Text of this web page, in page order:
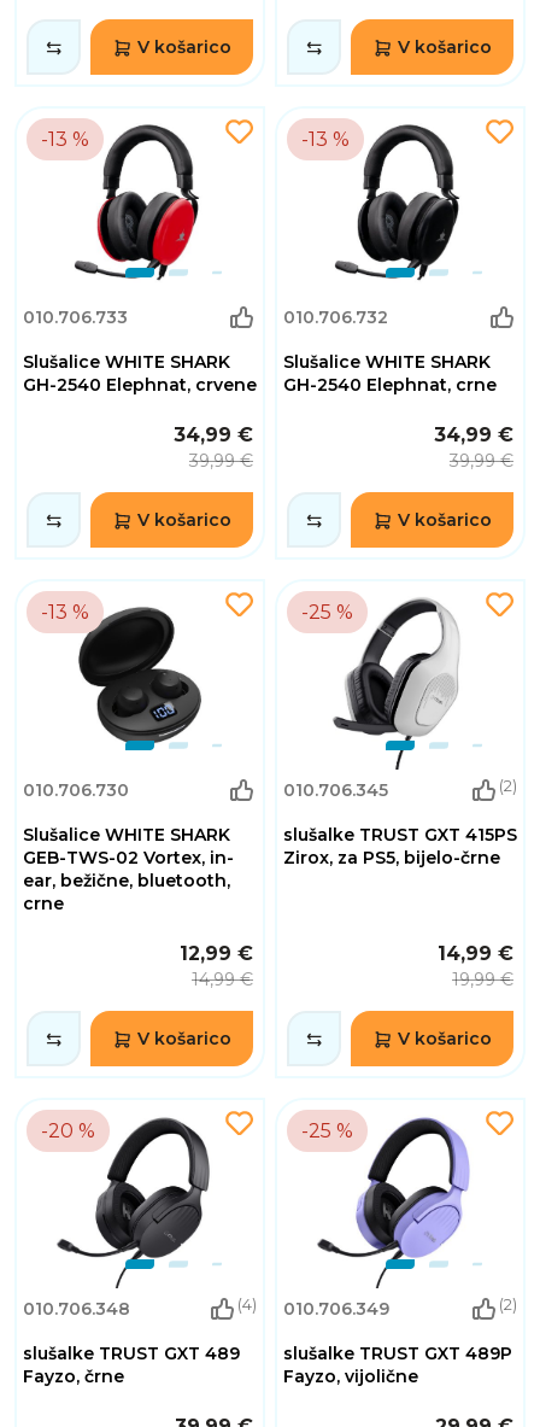
V košarico V košarico
-13 %
010.706.733
Slušalice WHITE SHARK
GH-2540 Elephnat, crvene
34,99 €
39,99 €
V košarico
-13 %
010.706.732
Slušalice WHITE SHARK
GH-2540 Elephnat, crne
34,99 €
39,99 €
V košarico
-13 %
010.706.730
Slušalice WHITE SHARK
GEB-TWS-02 Vortex, in-
ear, bežične, bluetooth,
crne
12,99 €
14,99 €
V košarico
-25 %
010.706.345 (2)
slušalke TRUST GXT 415PS
Zirox, za PS5, bijelo-črne
14,99 €
19,99 €
V košarico
-20 %
010.706.348 (4)
slušalke TRUST GXT 489
Fayzo, črne
-25 %
010.706.349 (2)
slušalke TRUST GXT 489P
Fayzo, vijolične